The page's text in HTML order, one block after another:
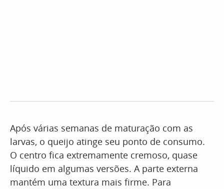
Após várias semanas de maturação com as
larvas, o queijo atinge seu ponto de consumo.
O centro fica extremamente cremoso, quase
líquido em algumas versões. A parte externa
mantém uma textura mais firme. Para